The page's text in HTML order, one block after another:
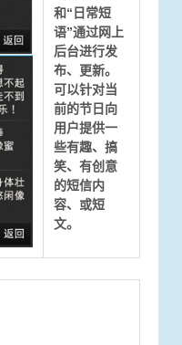
和“日常短
语”通过网上
后台进行发
布、更新。
可以针对当
前的节日向
用户提供一
些有趣、搞
笑、有创意
的短信内
容、或短
文。